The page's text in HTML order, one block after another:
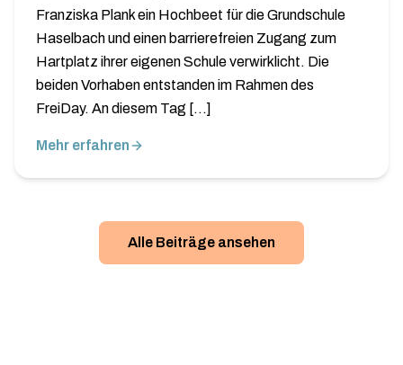
Franziska Plank ein Hochbeet für die Grundschule
Haselbach und einen barrierefreien Zugang zum
Hartplatz ihrer eigenen Schule verwirklicht. Die
beiden Vorhaben entstanden im Rahmen des
FreiDay. An diesem Tag […]
Mehr erfahren
Alle Beiträge ansehen